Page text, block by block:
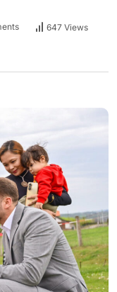
647 Views